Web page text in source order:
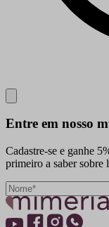
Entre em nosso
Cadastre-se e ganhe
primeiro a saber sobre